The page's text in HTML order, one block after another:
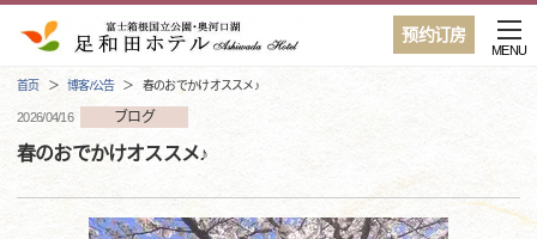
预约订房
MENU
首页 博客/公告 春のおでかけオススメ♪
2026/04/16 ブログ
春のおでかけオススメ♪